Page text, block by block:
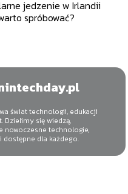
jedzenie w Irlandii
spróbować?
świat technologii, edukacji
Dzielimy się wiedzą,
nowoczesne technologie,
dostępne dla każdego.